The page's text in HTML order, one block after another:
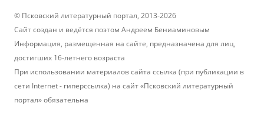
© Псковский литературный портал, 2013-2026
Сайт создан и ведётся поэтом Андреем Бениаминовым
Информация, размещенная на сайте, предназначена для лиц,
достигших 16-летнего возраста
При использовании материалов сайта ссылка (при публикации в
сети Internet - гиперссылка) на сайт «Псковский литературный
портал» обязательна